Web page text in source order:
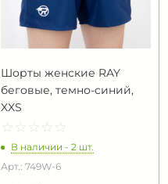
Шорты женские RAY
беговые, темно-синий,
XXS
☆ ☆ ☆ ☆ ☆
★ ★ ★ ★ ★
В наличии - 2 шт.
Арт.: 749W-6